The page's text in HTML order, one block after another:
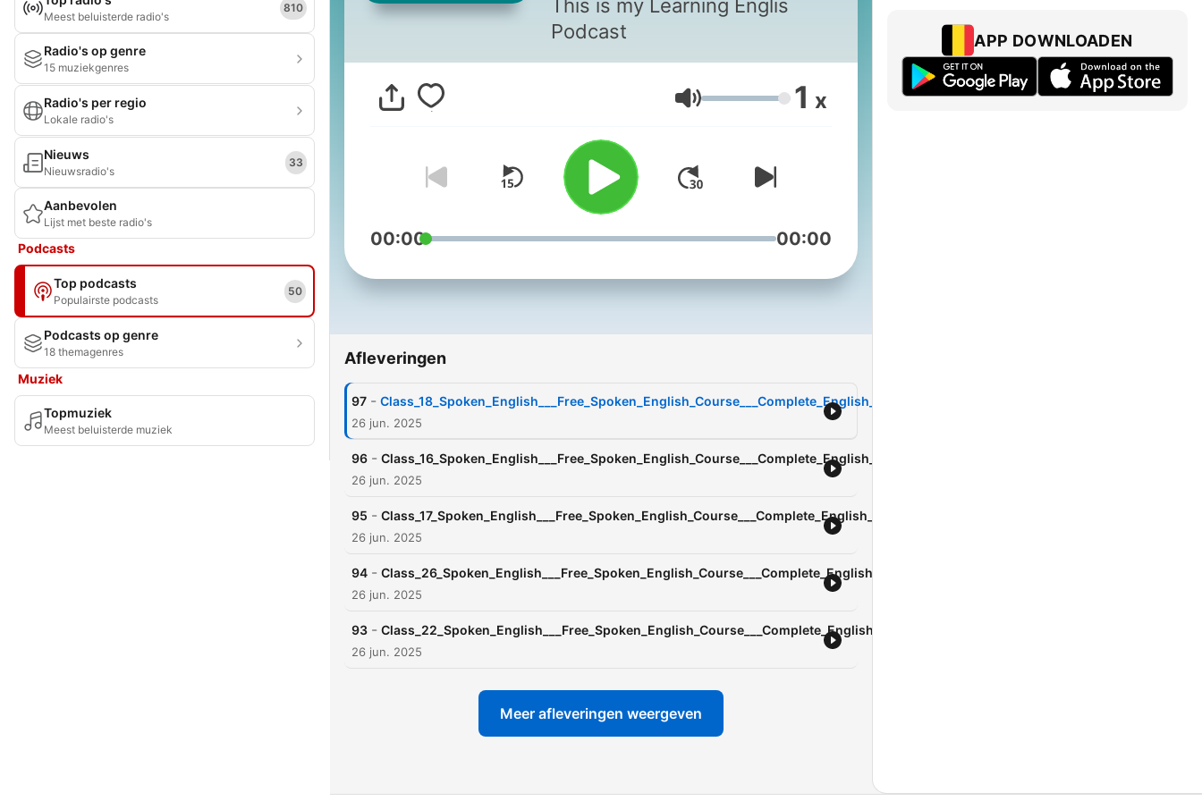
Meest beluisterde radio's
810
Radio's op genre
15 muziekgenres
Radio's per regio
Lokale radio's
Nieuws
Nieuwsradio's
33
Aanbevolen
Lijst met beste radio's
Podcasts
Top podcasts
Populairste podcasts
50
Podcasts op genre
18 themagenres
Muziek
Topmuziek
Meest beluisterde muziek
This is my Learning Englis
Podcast
Volume 1 x
00:00 00:00
Afleveringen
97 - Class_18_Spoken_English___Free_Spoken_English_Course___Complete_English_speaking_course_day_18
26 jun. 2025
96 - Class_16_Spoken_English___Free_Spoken_English_Course___Complete_English_speaking_course_day_16
26 jun. 2025
95 - Class_17_Spoken_English___Free_Spoken_English_Course___Complete_English_speaking_course_day_17
26 jun. 2025
94 - Class_26_Spoken_English___Free_Spoken_English_Course___Complete_English_speaking_course_day_1
26 jun. 2025
93 - Class_22_Spoken_English___Free_Spoken_English_Course___Complete_English_speaking_course_day_22
26 jun. 2025
Meer afleveringen weergeven
APP DOWNLOADEN